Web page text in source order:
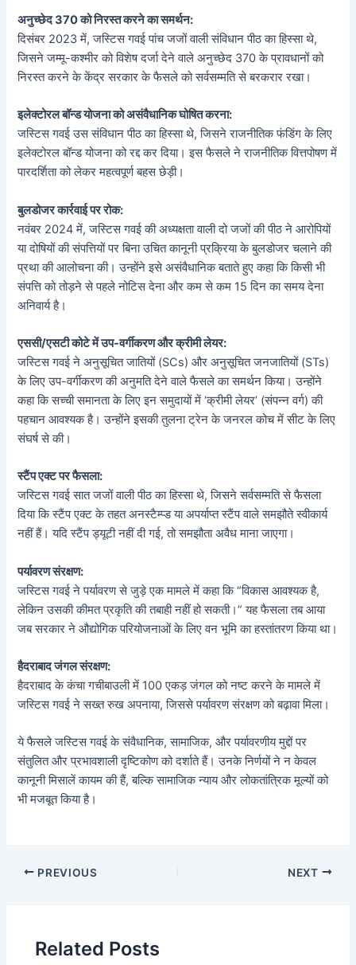
अनुच्छेद 370 को निरस्त करने का समर्थन:
दिसंबर 2023 में, जस्टिस गवई पांच जजों वाली संविधान पीठ का हिस्सा थे,
जिसने जम्मू-कश्मीर को विशेष दर्जा देने वाले अनुच्छेद 370 के प्रावधानों को
निरस्त करने के केंद्र सरकार के फैसले को सर्वसम्मति से बरकरार रखा।
इलेक्टोरल बॉन्ड योजना को असंवैधानिक घोषित करना:
जस्टिस गवई उस संविधान पीठ का हिस्सा थे, जिसने राजनीतिक फंडिंग के लिए
इलेक्टोरल बॉन्ड योजना को रद्द कर दिया। इस फैसले ने राजनीतिक वित्तपोषण में
पारदर्शिता को लेकर महत्वपूर्ण बहस छेड़ी।
बुलडोजर कार्रवाई पर रोक:
नवंबर 2024 में, जस्टिस गवई की अध्यक्षता वाली दो जजों की पीठ ने आरोपियों
या दोषियों की संपत्तियों पर बिना उचित कानूनी प्रक्रिया के बुलडोजर चलाने की
प्रथा की आलोचना की। उन्होंने इसे असंवैधानिक बताते हुए कहा कि किसी भी
संपत्ति को तोड़ने से पहले नोटिस देना और कम से कम 15 दिन का समय देना
अनिवार्य है।
एससी/एसटी कोटे में उप-वर्गीकरण और क्रीमी लेयर:
जस्टिस गवई ने अनुसूचित जातियों (SCs) और अनुसूचित जनजातियों (STs)
के लिए उप-वर्गीकरण की अनुमति देने वाले फैसले का समर्थन किया। उन्होंने
कहा कि सच्ची समानता के लिए इन समुदायों में ‘क्रीमी लेयर’ (संपन्न वर्ग) की
पहचान आवश्यक है। उन्होंने इसकी तुलना ट्रेन के जनरल कोच में सीट के लिए
संघर्ष से की।
स्टैंप एक्ट पर फैसला:
जस्टिस गवई सात जजों वाली पीठ का हिस्सा थे, जिसने सर्वसम्मति से फैसला
दिया कि स्टैंप एक्ट के तहत अनस्टैम्प्ड या अपर्याप्त स्टैंप वाले समझौते स्वीकार्य
नहीं हैं। यदि स्टैंप ड्यूटी नहीं दी गई, तो समझौता अवैध माना जाएगा।
पर्यावरण संरक्षण:
जस्टिस गवई ने पर्यावरण से जुड़े एक मामले में कहा कि “विकास आवश्यक है,
लेकिन उसकी कीमत प्रकृति की तबाही नहीं हो सकती।” यह फैसला तब आया
जब सरकार ने औद्योगिक परियोजनाओं के लिए वन भूमि का हस्तांतरण किया था।
हैदराबाद जंगल संरक्षण:
हैदराबाद के कंचा गचीबाउली में 100 एकड़ जंगल को नष्ट करने के मामले में
जस्टिस गवई ने सख्त रुख अपनाया, जिससे पर्यावरण संरक्षण को बढ़ावा मिला।
ये फैसले जस्टिस गवई के संवैधानिक, सामाजिक, और पर्यावरणीय मुद्दों पर
संतुलित और प्रभावशाली दृष्टिकोण को दर्शाते हैं। उनके निर्णयों ने न केवल
कानूनी मिसालें कायम की हैं, बल्कि सामाजिक न्याय और लोकतांत्रिक मूल्यों को
भी मजबूत किया है।
PREVIOUS NEXT
Related Posts